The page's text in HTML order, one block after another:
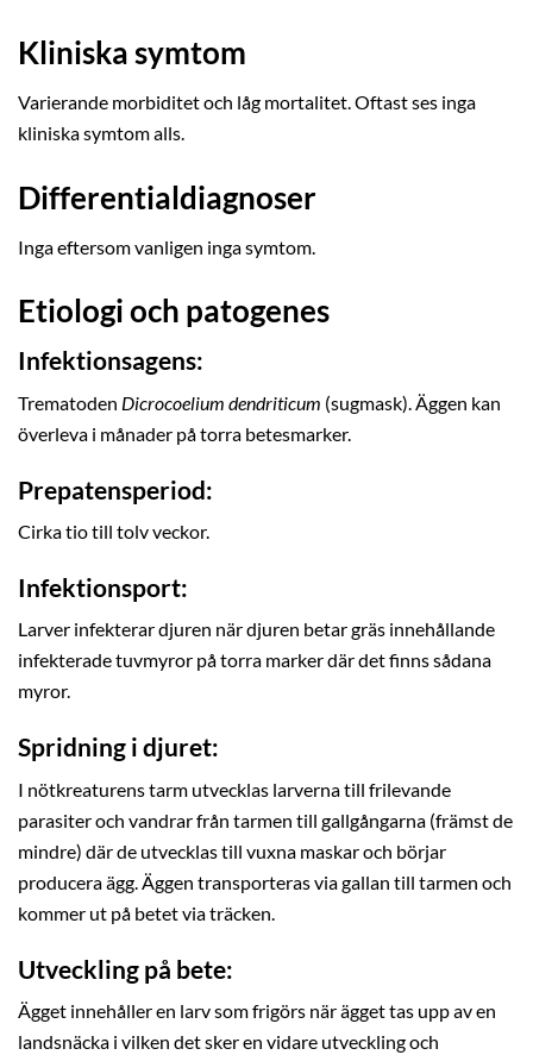
Kliniska symtom
Varierande morbiditet och låg mortalitet. Oftast ses inga
kliniska symtom alls.
Differentialdiagnoser
Inga eftersom vanligen inga symtom.
Etiologi och patogenes
Infektionsagens:
Trematoden Dicrocoelium dendriticum (sugmask). Äggen kan
överleva i månader på torra betesmarker.
Prepatensperiod:
Cirka tio till tolv veckor.
Infektionsport:
Larver infekterar djuren när djuren betar gräs innehållande
infekterade tuvmyror på torra marker där det finns sådana
myror.
Spridning i djuret:
I nötkreaturens tarm utvecklas larverna till frilevande
parasiter och vandrar från tarmen till gallgångarna (främst de
mindre) där de utvecklas till vuxna maskar och börjar
producera ägg. Äggen transporteras via gallan till tarmen och
kommer ut på betet via träcken.
Utveckling på bete:
Ägget innehåller en larv som frigörs när ägget tas upp av en
landsnäcka i vilken det sker en vidare utveckling och